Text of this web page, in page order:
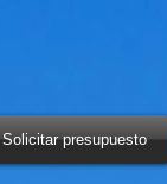
Solicitar presupuesto